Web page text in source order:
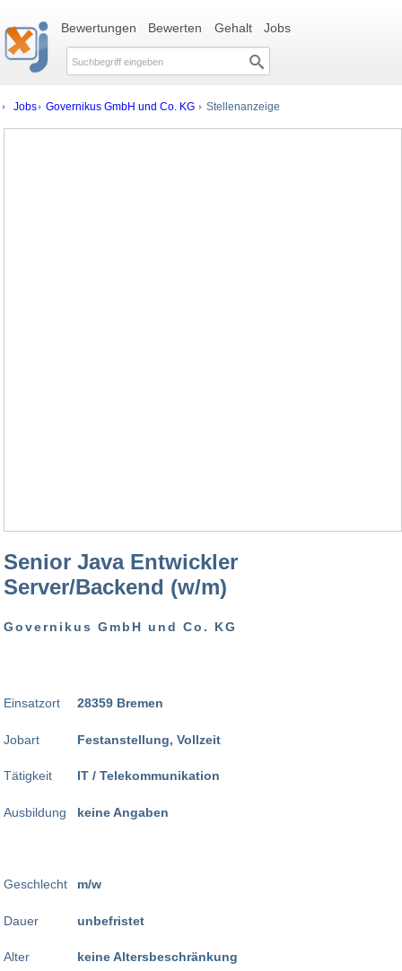
Bewertungen Bewerten Gehalt Jobs
Jobs Governikus GmbH und Co. KG Stellenanzeige
Senior Java Entwickler
Server/Backend (w/m)
Governikus GmbH und Co. KG
Einsatzort
Jobart
Tätigkeit
Ausbildung
Geschlecht
Dauer
Alter
28359 Bremen
Festanstellung, Vollzeit
IT / Telekommunikation
keine Angaben
m/w
unbefristet
keine Altersbeschränkung